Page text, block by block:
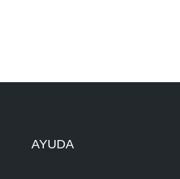
411,91€
AYUDA